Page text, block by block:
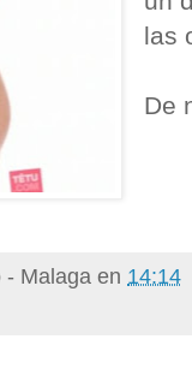
las
De
- Malaga en 14:14